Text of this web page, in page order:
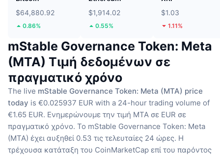
$64,880.92
0.86%
$1,914.02
0.55%
$1.03
1.11%
mStable Governance Token: Meta
(MTA) Τιμή δεδομένων σε
πραγματικό χρόνο
The live mStable Governance Token: Meta (MTA) price
today is €0.025937 EUR with a 24-hour trading volume of
€1.65 EUR. Ενημερώνουμε την τιμή MTA σε EUR σε
πραγματικό χρόνο. Το mStable Governance Token: Meta
(MTA) έχει αυξηθεί 0.53 τις τελευταίες 24 ώρες. Η
τρέχουσα κατάταξη του CoinMarketCap επί του παρόντος